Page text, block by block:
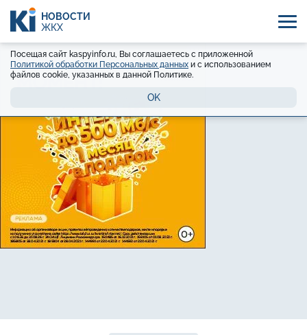
НОВОСТИ
ЖКХ
Посещая сайт kaspyinfo.ru, Вы соглашаетесь с приложенной
Политикой обработки Персональных данных и с использованием
файлов cookie, указанных в данной Политике.
OK